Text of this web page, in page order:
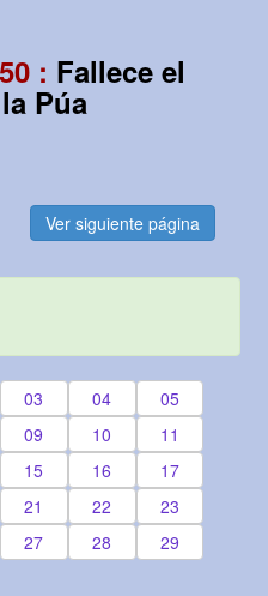
: Fallece el
Púa
Ver siguiente página
03 04
05
09 10
11
15 16
17
21 22
23
27 28
29